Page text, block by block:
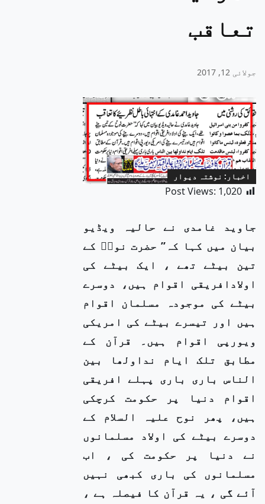
تعاقب
جولائی 12, 2017
اخبار: نوشتہ دیوار
Post Views: 1,020
جاوید غامدی نے حالیہ ویڈیو
بیان میں کہا کہ’’ حضرت نوحؑ کے
تین بیٹے تھے ، ایک بیٹے کی
اولادافریقی اقوام ہیں، دوسرے
بیٹے کی موجودہ مسلمان اقوام
ہیں اور تیسرے بیٹے کی امریکی
ویورپی اقوام ہیں۔ قرآن کے
مطابق تلک ایام نداولھا بین
الناس باری باری پہلے افریقی
اقوام دنیا پر حکومت کرچکی
ہیں، پھر نوح علیہ السلام کے
دوسرے بیٹے کی اولاد مسلمانوں
نے دنیا پر حکومت کی ، اب
مسلمانوں کی باری کبھی نہیں
آئے گی ، یہ قرآن کا فیصلہ ہے ،